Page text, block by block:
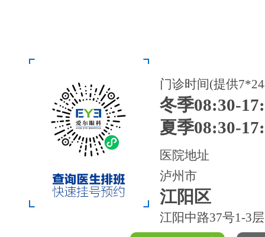
门诊时间(提供
冬季08:30-
夏季08:30-
医院地址
泸州市
江阳区
江阳中路37号1-3层